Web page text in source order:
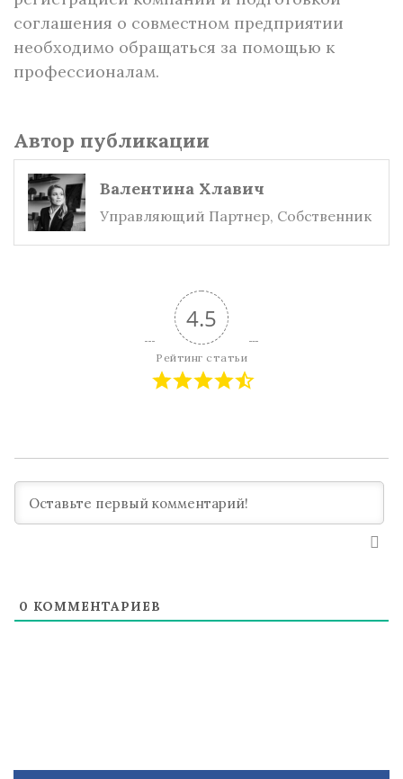
соглашения о совместном предприятии
необходимо обращаться за помощью к
профессионалам.
Автор публикации
Валентина Хлавич
Управляющий Партнер, Собственник
4.5
Рейтинг статьи
0 КОММЕНТАРИЕВ